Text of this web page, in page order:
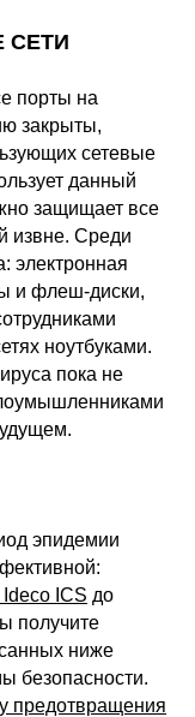
СЕТИ
порты на
закрыты,
сетевые
данный
защищает все
извне. Среди
электронная
и флеш-диски,
ноутбуками.
пока не
эпидемии
ICS до
получите
ниже
безопасности.
предотвращения